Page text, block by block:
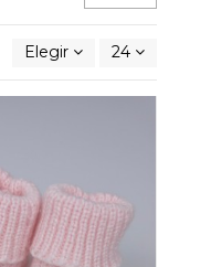
Elegir 24